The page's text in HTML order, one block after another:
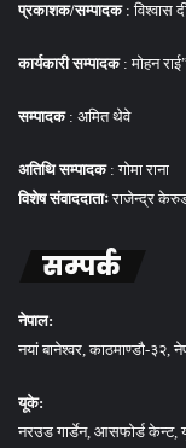
प्रकाशक/सम्पादक : विश्वास
कार्यकारी सम्पादक: मोहन
सम्पादक: अमित थेवे
अतिथि सम्पादक: गोमा राना
विशेष संवाददाताःराजेन्द्र
सम्पर्क
नेपाल:
नयां बानेश्वर, काठमाण्डौ-३२,
यूके:
नरउड गार्डेन, आसफोर्ड केन्ट,